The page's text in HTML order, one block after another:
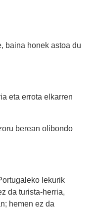
baina honek astoa du
eta errota elkarren
berean olibondo
lekurik
da turista-herria,
hemen ez da